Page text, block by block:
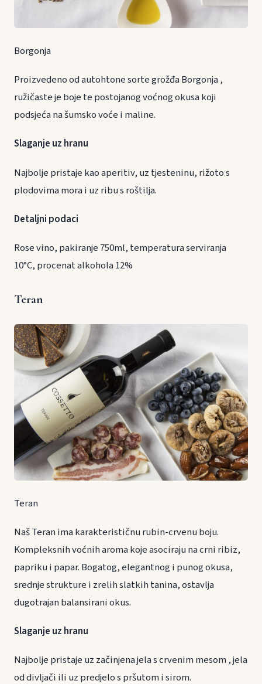
Borgonja
Proizvedeno od autohtone sorte grožđa Borgonja ,
ružičaste je boje te postojanog voćnog okusa koji
podsjeća na šumsko voće i maline.
Slaganje uz hranu
Najbolje pristaje kao aperitiv, uz tjesteninu, rižoto s
plodovima mora i uz ribu s roštilja.
Detaljni podaci
Rose vino, pakiranje 750ml, temperatura serviranja
10°C, procenat alkohola 12%
Teran
Teran
Naš Teran ima karakterističnu rubin-crvenu boju.
Kompleksnih voćnih aroma koje asociraju na crni ribiz,
papriku i papar. Bogatog, elegantnog i punog okusa,
srednje strukture i zrelih slatkih tanina, ostavlja
dugotrajan balansirani okus.
Slaganje uz hranu
Najbolje pristaje uz začinjena jela s crvenim mesom , jela
od divljači ili uz predjelo s pršutom i sirom.